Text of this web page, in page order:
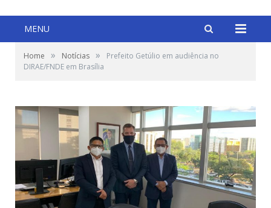
MENU
Home » Notícias »
Prefeito Getúlio em audiência no
DIRAE/FNDE em Brasília